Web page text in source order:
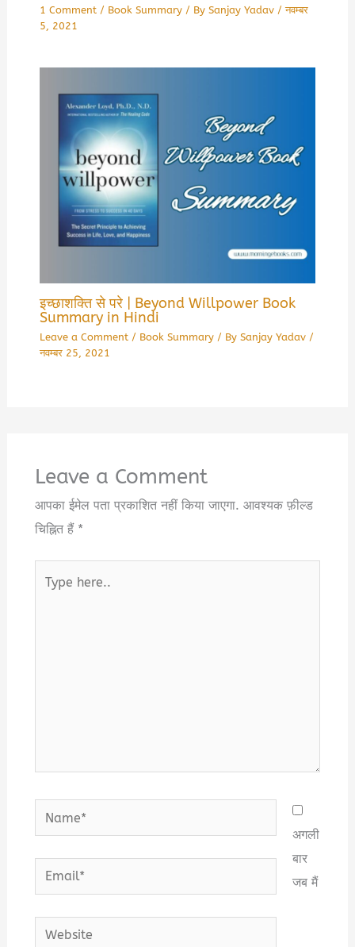
1 Comment / Book Summary/ By Sanjay Yadav /नवम्बर
5, 2021
इच्छाशक्ति से परे | Beyond Willpower Book
Summary in Hindi
Leave a Comment / Book Summary/ By Sanjay Yadav /
नवम्बर 25, 2021
Leave a Comment
आपका ईमेल पता प्रकाशित नहीं किया जाएगा. आवश्यक फ़ील्ड
चिह्नित हैं *
Name*
Email*
Website
अगली
बार
जब मैं